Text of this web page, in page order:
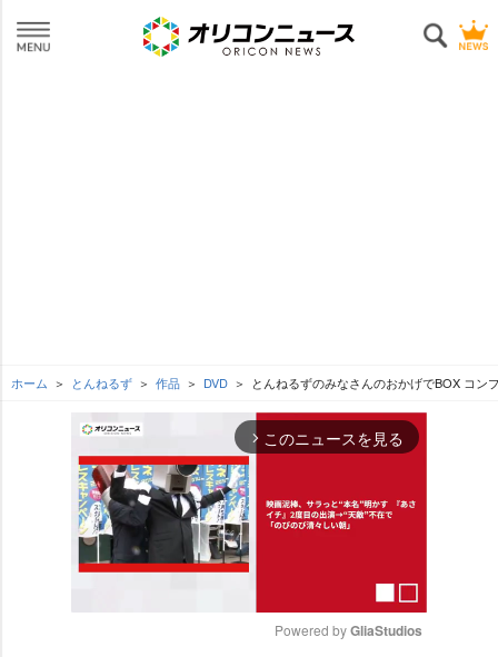
ホーム とんねるず 作品 DVD とんねるずのみなさんのおかげでBOX コン
arrow_forward_ios このニュースを見る
Powered by GliaStudios